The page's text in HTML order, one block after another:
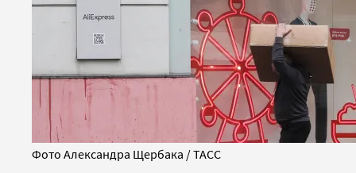
Фото Александра Щербака / ТАСС